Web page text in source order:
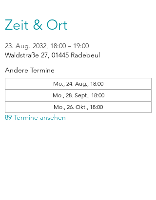
Zeit & Ort
23. Aug. 2032, 18:00 – 19:00
Waldstraße 27, 01445 Radebeul
Andere Termine
Mo., 24. Aug., 18:00
Mo., 28. Sept., 18:00
Mo., 26. Okt., 18:00
89 Termine ansehen